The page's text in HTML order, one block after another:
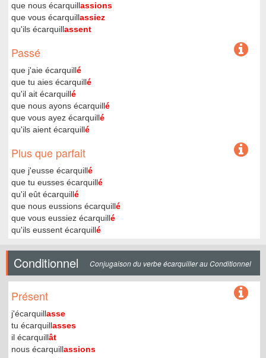
que nous écarquillassions
que vous écarquillassiez
qu'ils écarquillassent
Passé
que j'aie écarquillé
que tu aies écarquillé
qu'il ait écarquillé
que nous ayons écarquillé
que vous ayez écarquillé
qu'ils aient écarquillé
Plus que parfait
que j'eusse écarquillé
que tu eusses écarquillé
qu'il eût écarquillé
que nous eussions écarquillé
que vous eussiez écarquillé
qu'ils eussent écarquillé
Conditionnel Conjugaison du verbe écarquiller au Conditionnel
Présent
j'écarquillasse
tu écarquillasses
il écarquillât
nous écarquillassions